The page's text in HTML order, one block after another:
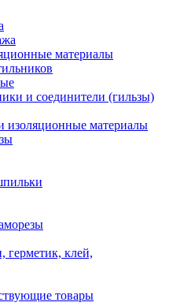
материалы
и соединители (гильзы)
изоляционные материалы
герметик, клей,
товары